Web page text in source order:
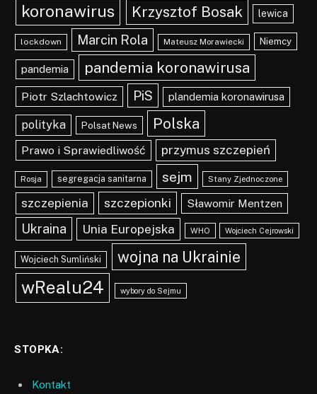
koronawirus Krzysztof Bosak lewica
lockdown Marcin Rola Mateusz Morawiecki Niemcy
pandemia pandemia koronawirusa
Piotr Szlachtowicz PiS plandemia koronawirusa
polityka Polsat News Polska
Prawo i Sprawiedliwość przymus szczepień
Rosja segregacja sanitarna sejm Stany Zjednoczone
szczepienia szczepionki Sławomir Mentzen
Ukraina Unia Europejska WHO Wojciech Cejrowski
Wojciech Sumliński wojna na Ukrainie
wRealu24 wybory do Sejmu
STOPKA:
Kontakt